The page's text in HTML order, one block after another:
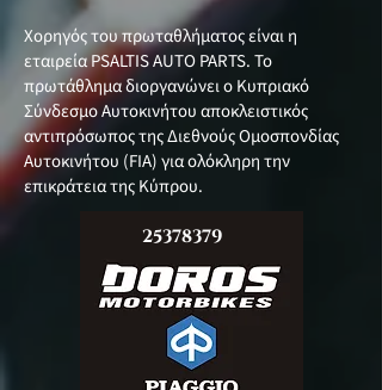
Χορηγός του πρωταθλήματος είναι η
εταιρεία PSALTIS AUTO PARTS. Το
πρωτάθλημα διοργανώνει ο Κυπριακό
Σύνδεσμο Αυτοκινήτου αποκλειστικός
αντιπρόσωπος της Διεθνούς Ομοσπονδίας
Αυτοκινήτου (FIA) για ολόκληρη την
επικράτεια της Κύπρου.
25378379